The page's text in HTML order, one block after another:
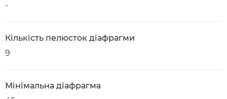
-
Кількість пелюсток діафрагми
9
Мінімальна діафрагма